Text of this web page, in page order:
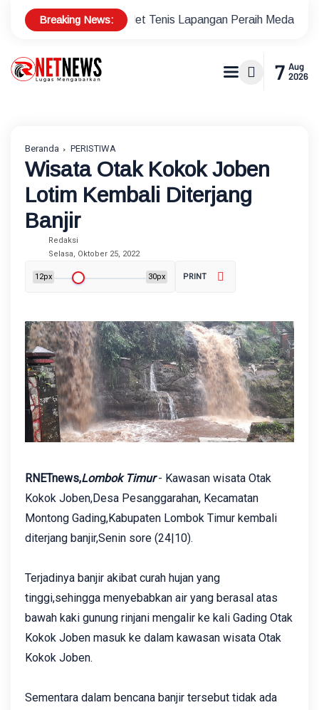
Breaking News:
Atlet Tenis Lapangan Peraih Medali di Ajang Porprov
7 Aug
2026
Beranda PERISTIWA
Wisata Otak Kokok Joben
Lotim Kembali Diterjang
Banjir
Redaksi
Selasa, Oktober 25, 2022
12px 30px PRINT
RNETnews,Lombok Timur- Kawasan wisata Otak
Kokok Joben,Desa Pesanggarahan, Kecamatan
Montong Gading,Kabupaten Lombok Timur kembali
diterjang banjir,Senin sore (24|10).
Terjadinya banjir akibat curah hujan yang
tinggi,sehingga menyebabkan air yang berasal atas
bawah kaki gunung rinjani mengalir ke kali Gading Otak
Kokok Joben masuk ke dalam kawasan wisata Otak
Kokok Joben.
Sementara dalam bencana banjir tersebut tidak ada